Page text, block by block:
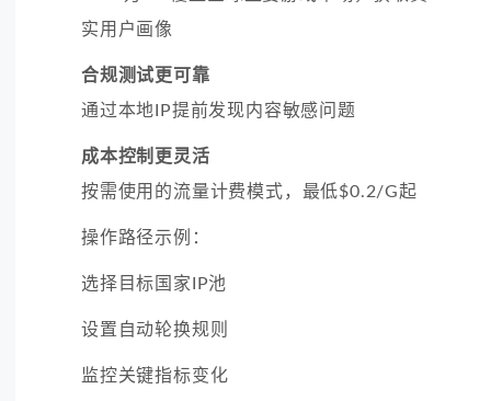
实用户画像
合规测试更可靠
通过本地IP提前发现内容敏感问题
成本控制更灵活
按需使用的流量计费模式，最低$0.2/G起
操作路径示例：
选择目标国家IP池
设置自动轮换规则
监控关键指标变化